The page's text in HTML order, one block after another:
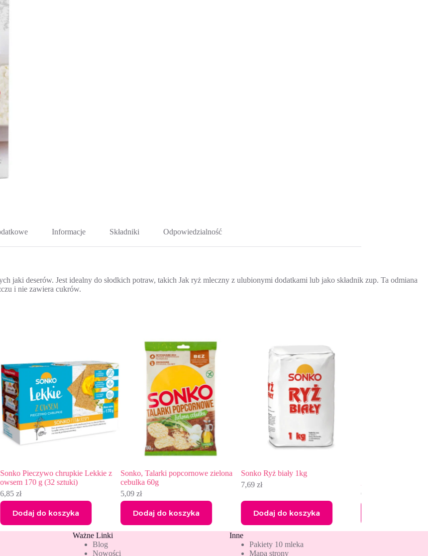
Informacje Składniki Odpowiedzialność
jaki deserów. Jest idealny do słodkich potraw, takich Jak ryż mleczny z ulubionymi dodatkami lub jako składnik zup. Ta odmiana
i nie zawiera cukrów.
Sonko, Talarki popcornowe zielona
cebulka 60g
5,09
Dodaj do koszyka
Sonko Ryż biały 1kg
7,69 zł
Dodaj do koszyka
SONKO Ryż risotto 200 g (2 x 100
g)
Dodaj do koszyka
Ważne Linki
Blog
Nowości
Inne
Pakiety 10 mleka
Mapa strony